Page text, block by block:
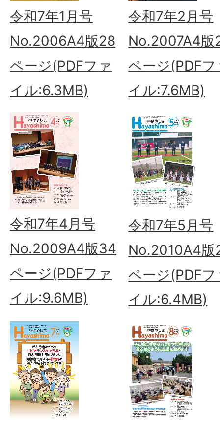
令和7年1月号
No.2006A4版28
ページ(PDFファ
イル:6.3MB)
令和7年2月号
No.2007A4版
ページ(PDFフ
イル:7.6MB)
令和7年4月号
No.2009A4版34
ページ(PDFファ
イル:9.6MB)
令和7年5月号
No.2010A4版
ページ(PDFフ
イル:6.4MB)